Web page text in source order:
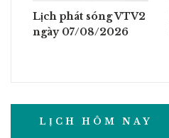
Lịch phát sóng VTV2
ngày 07/08/2026
LỊCH HÔM NAY